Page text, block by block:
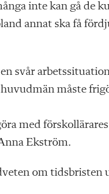
inte kan gå de
annat ska få
svår
måste
med
Ekström.
om tidsbristen